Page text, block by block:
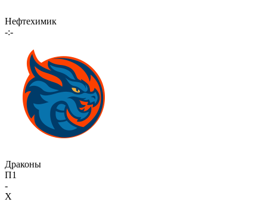
Нефтехимик
-:-
Драконы
П1
-
X